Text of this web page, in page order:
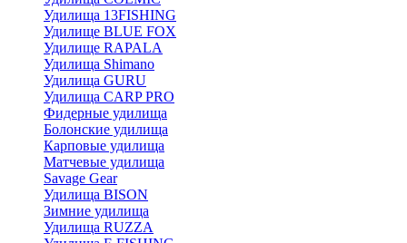
Удилища 13FISHING
Удилище BLUE FOX
Удилище RAPALA
Удилища Shimano
Удилища GURU
Удилища CARP PRO
Фидерные удилища
Болонские удилища
Карповые удилища
Матчевые удилища
Savage Gear
Удилища BISON
Зимние удилища
Удилища RUZZA